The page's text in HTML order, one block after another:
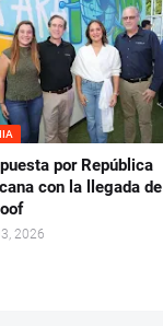
por República
con la llegada de
2026